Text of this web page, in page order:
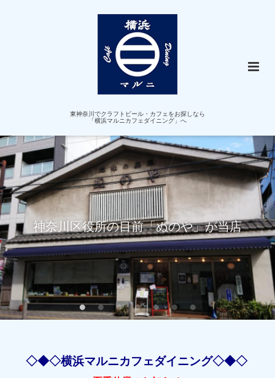
東神奈川でクラフトビール・カフェをお探しなら
「横浜マルニカフェダイニング」へ
神奈川区役所の目前「ぬのや」が当店
◇◆◇横浜マルニカフェダイニング◇◆◇